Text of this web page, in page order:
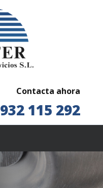
Contacta ahora
932 115 292